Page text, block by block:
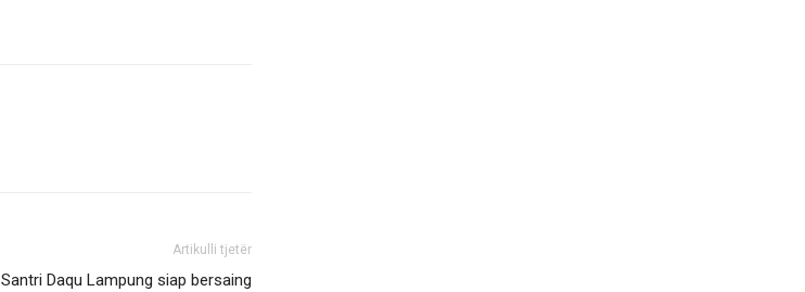
Artikulli tjetër
Santri Daqu Lampung siap bersaing